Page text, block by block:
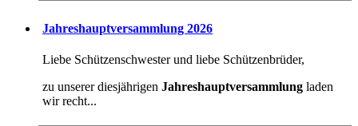
Jahreshauptversammlung 2026
Liebe Schützenschwester und liebe Schützenbrüder,
zu unserer diesjährigen Jahreshauptversammlung laden
wir recht...